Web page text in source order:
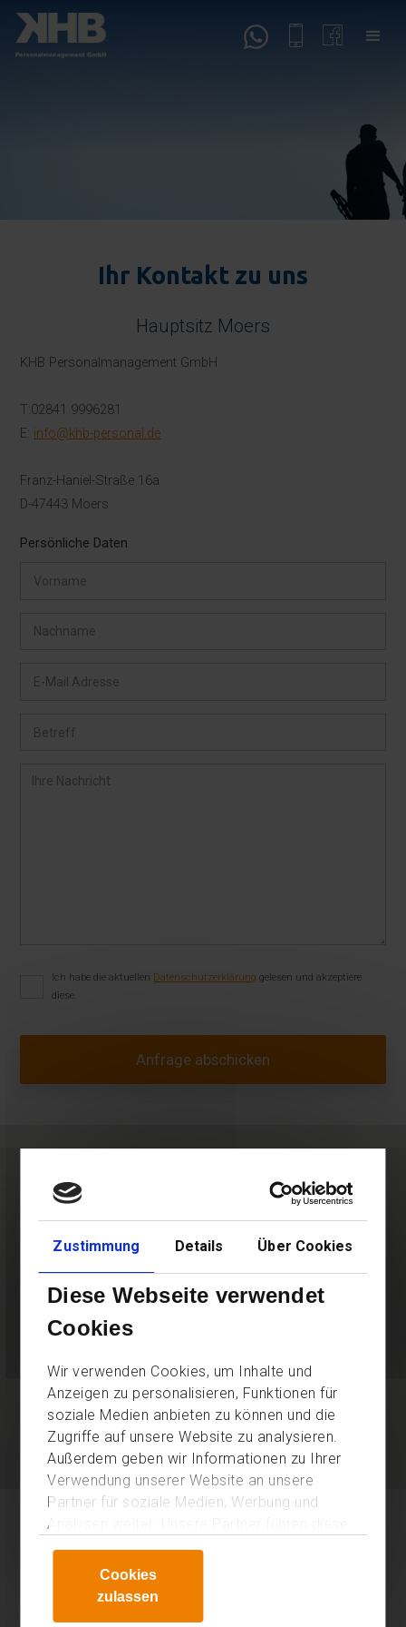
Zustimmung Details Über Cookies
Diese Webseite verwendet
Cookies
Wir verwenden Cookies, um Inhalte und
Anzeigen zu personalisieren, Funktionen für
soziale Medien anbieten zu können und die
Zugriffe auf unsere Website zu analysieren.
Außerdem geben wir Informationen zu Ihrer
Verwendung unserer Website an unsere
Partner für soziale Medien, Werbung und
Analysen weiter. Unsere Partner führen diese
Informationen möglicherweise mit weiteren
Daten zusammen, die Sie ihnen bereitgestellt
haben oder die sie im Rahmen Ihrer Nutzung
Cookies
zulassen
Ihr Kontakt zu uns
Hauptsitz Moers
KHB Personalmanagement GmbH
T:02841 9996281
E: info@khb-personal.de
Franz-Haniel-Straße 16a
D-47443 Moers
Persönliche Daten
Ich habe die aktuellen Datenschutzerklärung gelesen und akzeptiere
diese.
Datenschutz